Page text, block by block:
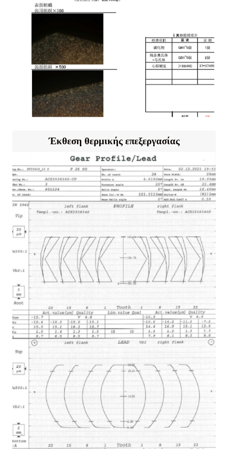
Έκθεση θερμικής επεξεργασίας